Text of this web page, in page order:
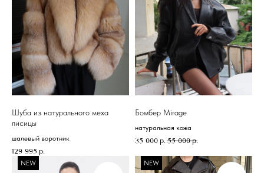
Шуба из натурального меха
лисицы
шалевый воротник
129 995 р.
Бомбер Mirage
натуральная кожа
35 000 р. 55 000 р.
NEW NEW